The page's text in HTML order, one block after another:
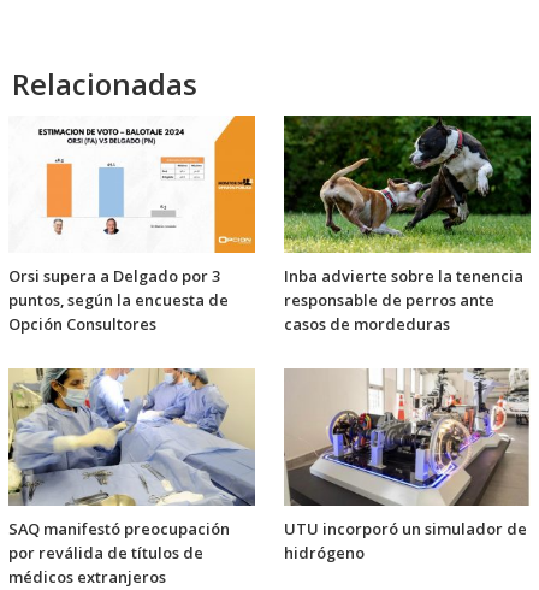
Relacionadas
Orsi supera a Delgado por 3
puntos, según la encuesta de
Opción Consultores
Inba advierte sobre la tenencia
responsable de perros ante
casos de mordeduras
SAQ manifestó preocupación
por reválida de títulos de
médicos extranjeros
UTU incorporó un simulador de
hidrógeno